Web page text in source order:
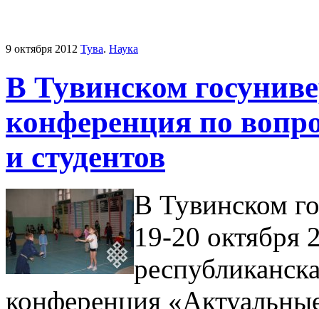
9 октября 2012 Тува. Наука
В Тувинском
конференция по
и студентов
В Тувинском
19-20 октября
конференция